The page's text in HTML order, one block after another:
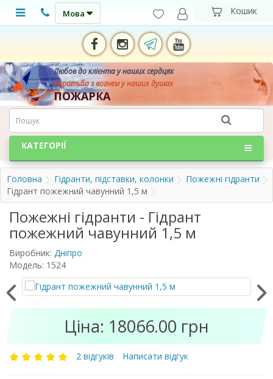
Мова
Любов до клієнта у наших сердцях
боротьба з вогнем у наших душах
ПОЖАРКА
КАТЕГОРІЇ
Головна Гідранти, підставки, колонки
Пожежні гідранти
Гідрант пожежний чавунний 1,5 м
Пожежні гідранти - Гідрант
пожежний чавунний 1,5 м
Виробник: Дніпро
Модель: 1524
Ціна: 18066.00 грн
2 відгуків Написати відгук